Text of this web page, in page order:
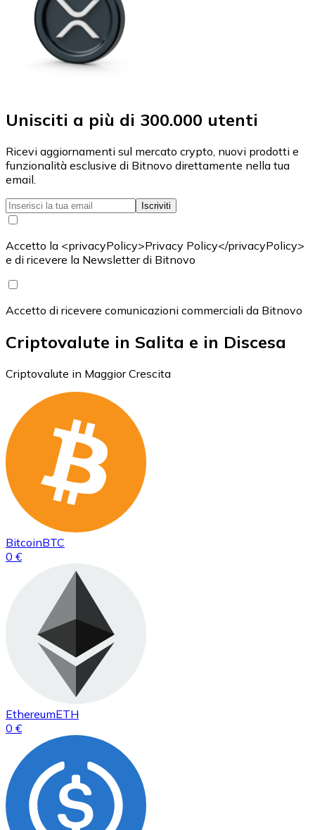
Unisciti a più di 300.000 utenti
Ricevi aggiornamenti sul mercato crypto, nuovi prodotti e
funzionalità esclusive di Bitnovo direttamente nella tua
email.
Iscriviti
Accetto la <privacyPolicy>Privacy Policy</privacyPolicy>
e di ricevere la Newsletter di Bitnovo
Accetto di ricevere comunicazioni commerciali da Bitnovo
Criptovalute in Salita e in Discesa
Criptovalute in Maggior Crescita
BitcoinBTC
0 €
EthereumETH
0 €